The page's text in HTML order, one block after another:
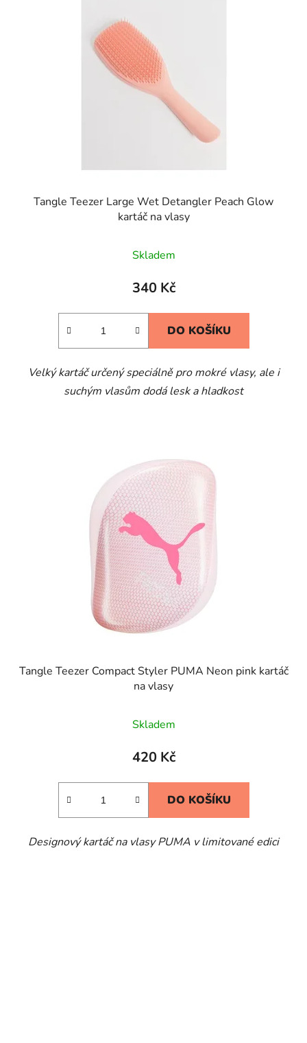
Tangle Teezer Large Wet Detangler Peach Glow
kartáč na vlasy
hodnocení
produktu
5,0
hvězdiček.
Skladem
340 Kč
DO KOŠÍKU
Velký kartáč určený speciálně pro mokré vlasy, ale i
suchým vlasům dodá lesk a hladkost
Tangle Teezer Compact Styler PUMA Neon pink kartáč
na vlasy
Skladem
420 Kč
DO KOŠÍKU
Designový kartáč na vlasy PUMA v limitované edici